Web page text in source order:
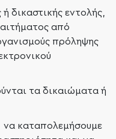
δικαστικής εντολής,
από
πρόληψης
τα δικαιώματα ή
να καταπολεμήσουμε